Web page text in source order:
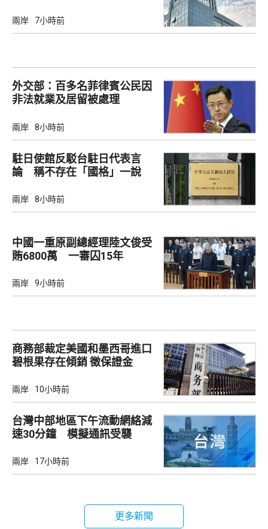
兩岸 7小時前
外交部：百多名菲律賓公民因
非法就業及居留被處理
兩岸 8小時前
駐日使館反駁台駐日代表言
論 稱不存在「國格」一說
兩岸 8小時前
中國一重原副總經理陸文俊受
賄6800萬 一審囚15年
兩岸 9小時前
商務部裁定美國和墨西哥進口
碧根果存在傾銷 徵保證金
兩岸 10小時前
台灣中部地區下午流動網絡減
速30分鐘 模擬通訊受襲
兩岸 17小時前
更多新聞